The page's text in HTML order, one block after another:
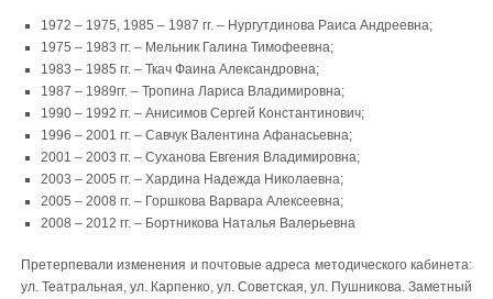
1972 – 1975, 1985 – 1987 гг. – Нургутдинова Раиса Андреевна;
1975 – 1983 гг. – Мельник Галина Тимофеевна;
1983 – 1985 гг. – Ткач Фаина Александровна;
1987 – 1989гг. – Тропина Лариса Владимировна;
1990 – 1992 гг. – Анисимов Сергей Константинович;
1996 – 2001 гг. – Савчук Валентина Афанасьевна;
2001 – 2003 гг. – Суханова Евгения Владимировна;
2003 – 2005 гг. – Хардина Надежда Николаевна;
2005 – 2008 гг. – Горшкова Варвара Алексеевна;
2008 – 2012 гг. – Бортникова Наталья Валерьевна
Претерпевали изменения и почтовые адреса методического кабинета:
ул. Театральная, ул. Карпенко, ул. Советская, ул. Пушникова. Заметный